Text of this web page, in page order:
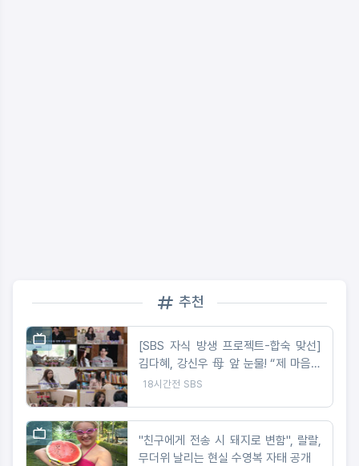
추천
[SBS 자식 방생 프로젝트-합숙 맞선]
김다혜, 강신우 母 앞 눈물! “제 마음은
이미 정리 완료” 최종선택 D-1 러브라
18시간전 SBS
"친구에게 전송 시 돼지로 변함", 랄랄,
무더위 날리는 현실 수영복 자태 공개